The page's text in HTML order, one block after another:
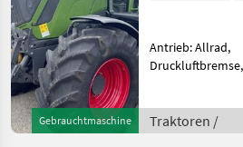
Gebrauchtmaschine
Antrieb: Allrad,
Druckluftbremse,
km/h: 40 km/h,
Traktoren /